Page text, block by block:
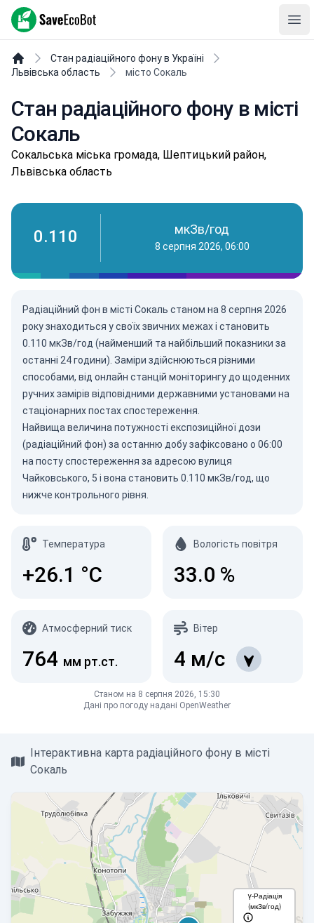
SaveEcoBot
Стан радіаційного фону в Україні
Львівська область
місто Сокаль
Стан радіаційного фону в місті
Сокаль
Сoкaльськa міська громада, Шептицький район,
Львівська область
0.110 мкЗв/год
8 серпня 2026, 06:00
Радіаційний фон в місті Сокаль станом на 8 серпня 2026
року знаходиться у своїх звичних межах і становить
0.110 мкЗв/год (найменший та найбільший показники за
останні 24 години). Заміри здійснюються різними
способами, від онлайн станцій моніторингу до щоденних
ручних замірів відповідними державними установами на
стаціонарних постах спостереження.
Найвища величина потужності експозиційної дози
(радіаційний фон) за останню добу зафіксовано о 06:00
на посту спостереження за адресою вулиця
Чайковського, 5 і вона становить 0.110 мкЗв/год, що
нижче контрольного рівня.
Температура
+26.1 °C
Вологість повітря
33.0 %
Атмосферний тиск
764 мм рт.ст.
Вітер
4 м/с
Станом на 8 серпня 2026, 15:30
Дані про погоду надані OpenWeather
Інтерактивна карта радіаційного фону в місті
Сокаль
γ-Радіація
(мкЗв/год)